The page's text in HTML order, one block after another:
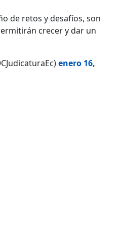
de retos y desafíos, son
crecer y dar un
enero 16,